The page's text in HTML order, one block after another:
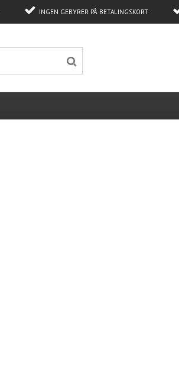
INGEN GEBYRER PÅ BETALINGSKORT